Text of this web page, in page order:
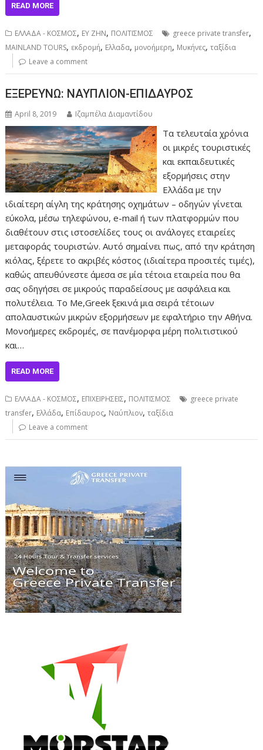
READ MORE
ΕΛΛΑΔΑ - ΚΟΣΜΟΣ, ΕΥ ΖΗΝ, ΠΟΛΙΤΙΣΜΟΣ greece private transfer,
MAINLAND TOURS, εκδρομή, Ελλαδα, μονοήμερη, Μυκήνες,ταξίδια
Leave a comment
ΕΞΕΡΕΥΝΩ: ΝΑΥΠΛΙΟΝ-ΕΠΙΔΑΥΡΟΣ
April 8, 2019 Ιζαμπέλα Διαμαντίδου
Τα τελευταία χρόνια
οι μικρές τουριστικές
και εκπαιδευτικές
εξορμήσεις στην
Ελλάδα με την
ιδιαίτερη αίγλη της κράτησης οχημάτων – οδηγών γίνεται
εύκολα, μέσω τηλεφώνου, e-mail ή των πλατφορμών που
διαθέτουν στις ιστοσελίδες τους οι ανάλογες εταιρείες
μεταφοράς τουριστών. Αυτό σημαίνει πως, από την κράτηση
κιόλας, ξέρετε το ακριβές κόστος (ιδιαίτερα προσιτές τιμές),
καθώς απευθύνεστε άμεσα σε μία τέτοια εταιρεία που θα
σας οδηγήσει σε μικρούς παραδείσους με ασφάλεια και
πολυτέλεια. Το Me,Greek ξεκινά μια σειρά τέτοιων
απολαυστικών μικρών εξορμήσεων με εφαλτήριο την Αθήνα.
Μονοήμερες εκδρομές, σε πανέμορφα μέρη πολιτιστικού
και…
READ MORE
ΕΛΛΑΔΑ - ΚΟΣΜΟΣ, ΕΠΙΧΕΙΡΗΣΕΙΣ, ΠΟΛΙΤΙΣΜΟΣ
greece private
transfer, Ελλάδα, Επίδαυρος, Ναύπλιον,ταξίδια
Leave a comment